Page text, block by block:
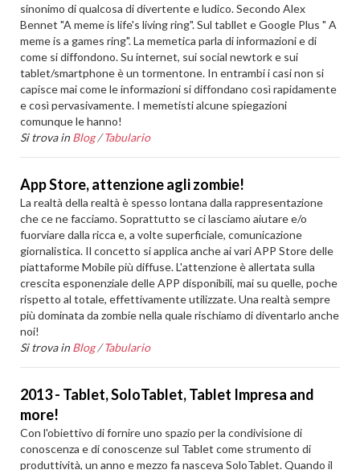
sinonimo di qualcosa di divertente e ludico. Secondo Alex
Bennet "A meme is life's living ring". Sul tabllet e Google Plus " A
meme is a games ring". La memetica parla di informazioni e di
come si diffondono. Su internet, sui social newtork e sui
tablet/smartphone è un tormentone. In entrambi i casi non si
capisce mai come le informazioni si diffondano così rapidamente
e così pervasivamente. I memetisti alcune spiegazioni
comunque le hanno!
Si trova in Blog /Tabulario
App Store, attenzione agli zombie!
La realtà della realtà è spesso lontana dalla rappresentazione
che ce ne facciamo. Soprattutto se ci lasciamo aiutare e/o
fuorviare dalla ricca e, a volte superficiale, comunicazione
giornalistica. Il concetto si applica anche ai vari APP Store delle
piattaforme Mobile più diffuse. L'attenzione è allertata sulla
crescita esponenziale delle APP disponibili, mai su quelle, poche
rispetto al totale, effettivamente utilizzate. Una realtà sempre
più dominata da zombie nella quale rischiamo di diventarlo anche
noi!
Si trova in Blog /Tabulario
2013 - Tablet, SoloTablet, Tablet Impresa and
more!
Con l'obiettivo di fornire uno spazio per la condivisione di
conoscenza e di conoscenze sul Tablet come strumento di
produttività, un anno e mezzo fa nasceva SoloTablet. Quando il